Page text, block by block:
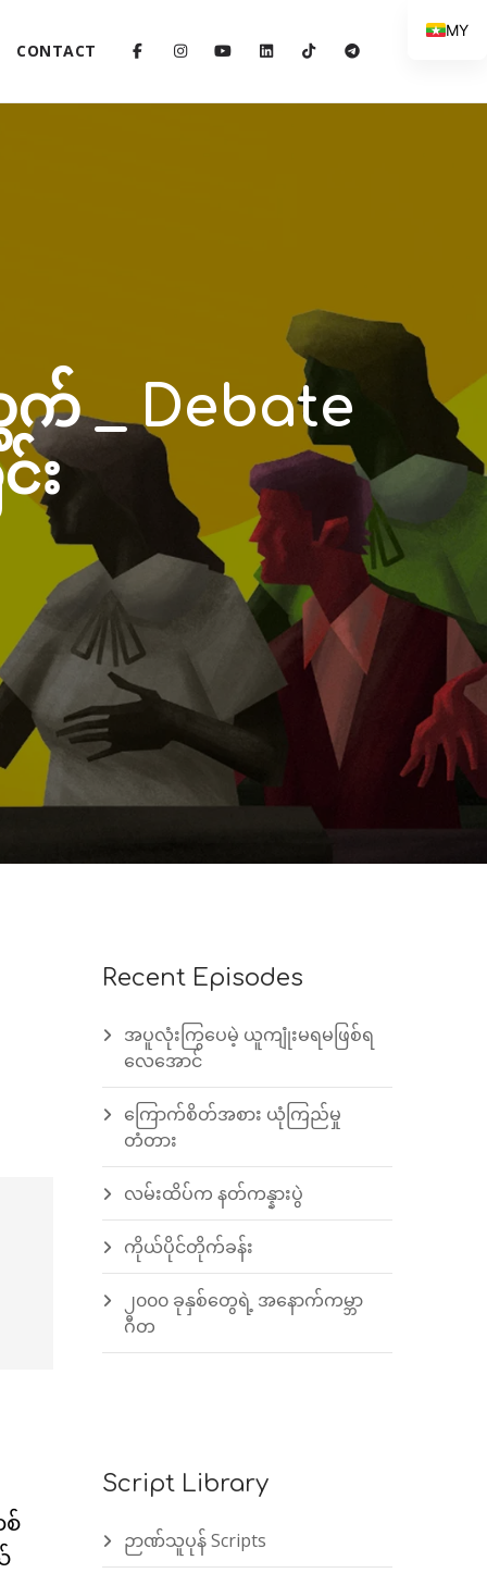
CONTACT
_ Debate
း
စ်
Recent Episodes
အပူလုံးကြွပေမဲ့ ယူကျုံးမရမဖြစ်ရ
လေအောင်
ကြောက်စိတ်အစား ယုံကြည်မှု
တံတား
လမ်းထိပ်က နတ်ကန္နားပွဲ
ကိုယ်ပိုင်တိုက်ခန်း
၂၀၀၀ ခုနှစ်တွေရဲ့ အနောက်ကမ္ဘာ
ဂီတ
Script Library
ဉာဏ်သူပုန် Scripts
MY